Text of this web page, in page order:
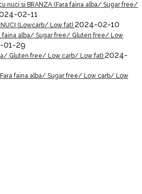
nuci si BRANZA (Fara faina alba/ Sugar free/
02-11
NUCI (Lowcarb/ Low fat) 2024-02-10
faina alba/ Sugar free/ Gluten free/ Low
01-29
Gluten free/ Low carb/ Low fat) 2024-
faina alba/ Sugar free/ Low carb/ Low